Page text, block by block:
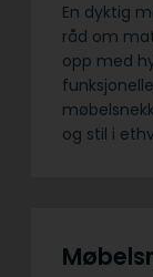
En dyktig
råd om
opp med
og stil i